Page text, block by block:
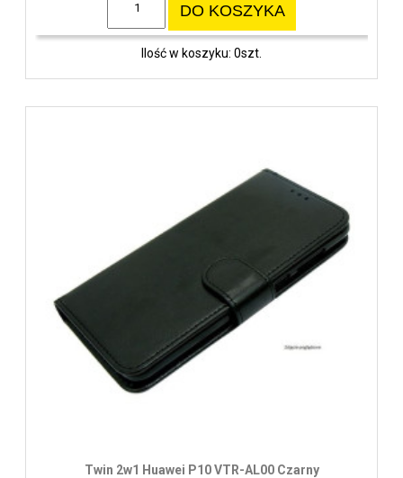
DO KOSZYKA
Ilość w koszyku: 0szt.
Twin 2w1 Huawei P10 VTR-AL00 Czarny